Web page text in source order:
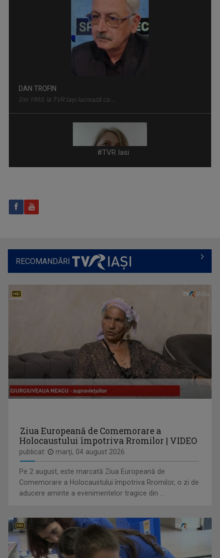
Un nou remediu pentru curiozitatea ...
Spectacole de teatru, operă, balet, muzică ...
Emisiune cu specific sportiv, care abordează ...
IDENTITATE BASARABIA
Interviu-portret cu personalități care au ...
VIOLETA GORGOS
Are 30 de ani de experiență în realizarea de ...
GABRIELA BAIARDI
IOANA DOLEANU
#TVR Iasi
RECOMANDĂRI
Ziua Europeană de Comemorare a
Holocaustului împotriva Rromilor | VIDEO
publicat: marţi, 04 august 2026
Pe 2 august, este marcată Ziua Europeană de
Comemorare a Holocaustului împotriva Rromilor, o zi de
aducere aminte a evenimentelor tragice din ...